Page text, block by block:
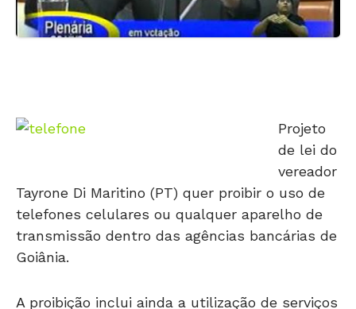
de lei do
vereador
Tayrone Di Maritino (PT) quer proibir o uso de
telefones celulares ou qualquer aparelho de
transmissão dentro das agências bancárias de
Goiânia.
de mensagem de texto, como SMS. De acordo